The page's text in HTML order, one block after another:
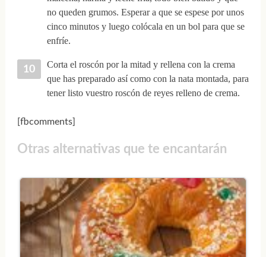
no queden grumos. Esperar a que se espese por unos
cinco minutos y luego colócala en un bol para que se
enfríe.
Corta el roscón por la mitad y rellena con la crema
que has preparado así como con la nata montada, para
tener listo vuestro roscón de reyes relleno de crema.
[fbcomments]
Otras alternativas que te encantarán